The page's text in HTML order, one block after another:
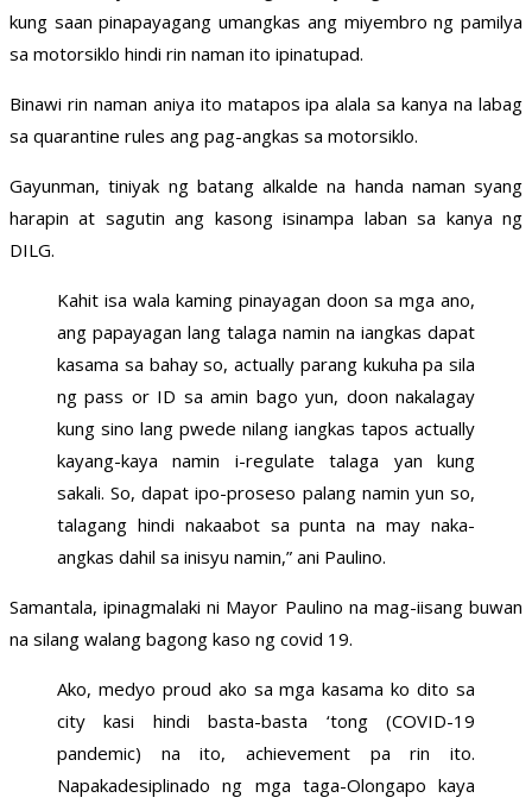
kung saan pinapayagang umangkas ang miyembro ng pamilya
sa motorsiklo hindi rin naman ito ipinatupad.
Binawi rin naman aniya ito matapos ipa alala sa kanya na labag
sa quarantine rules ang pag-angkas sa motorsiklo.
Gayunman, tiniyak ng batang alkalde na handa naman syang
harapin at sagutin ang kasong isinampa laban sa kanya ng
DILG.
Kahit isa wala kaming pinayagan doon sa mga ano,
ang papayagan lang talaga namin na iangkas dapat
kasama sa bahay so, actually parang kukuha pa sila
ng pass or ID sa amin bago yun, doon nakalagay
kung sino lang pwede nilang iangkas tapos actually
kayang-kaya namin i-regulate talaga yan kung
sakali. So, dapat ipo-proseso palang namin yun so,
talagang hindi nakaabot sa punta na may naka-
angkas dahil sa inisyu namin,” ani Paulino.
Samantala, ipinagmalaki ni Mayor Paulino na mag-iisang buwan
na silang walang bagong kaso ng covid 19.
Ako, medyo proud ako sa mga kasama ko dito sa
city kasi hindi basta-basta ‘tong (COVID-19
pandemic) na ito, achievement pa rin ito.
Napakadesiplinado ng mga taga-Olongapo kaya